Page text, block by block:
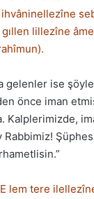
lillezîne
gelenler ise
önce iman
Kalplerimizde,
E lem tere